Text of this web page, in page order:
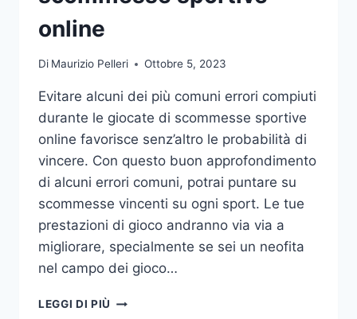
online
Di Maurizio Pelleri Ottobre 5, 2023
Evitare alcuni dei più comuni errori compiuti
durante le giocate di scommesse sportive
online favorisce senz’altro le probabilità di
vincere. Con questo buon approfondimento
di alcuni errori comuni, potrai puntare su
scommesse vincenti su ogni sport. Le tue
prestazioni di gioco andranno via via a
migliorare, specialmente se sei un neofita
nel campo dei gioco…
LEGGI DI PIÙ GLI